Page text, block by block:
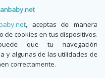
, aceptas de manera
de cookies en tus dispositivos.
que tu navegación
y algunas de las utilidades de
correctamente.